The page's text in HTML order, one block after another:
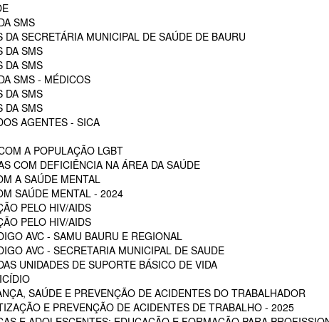
SMS
SECRETÁRIA MUNICIPAL DE SAÚDE DE BAURU
DA SMS
DA SMS
SMS - MÉDICOS
DA SMS
DA SMS
AGENTES - SICA
A POPULAÇÃO LGBT
COM DEFICIÊNCIA NA ÁREA DA SAÚDE
A SAÚDE MENTAL
SAÚDE MENTAL - 2024
PELO HIV/AIDS
PELO HIV/AIDS
AVC - SAMU BAURU E REGIONAL
AVC - SECRETARIA MUNICIPAL DE SAUDE
UNIDADES DE SUPORTE BÁSICO DE VIDA
SAÚDE E PREVENÇÃO DE ACIDENTES DO TRABALHADOR
E PREVENÇÃO DE ACIDENTES DE TRABALHO - 2025